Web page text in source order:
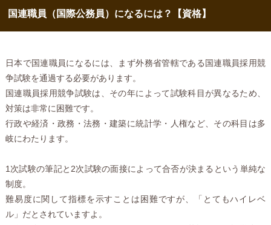
国連職員（国際公務員）になるには？【資格】
日本で国連職員になるには、まず外務省管轄である国連職員採用競
争試験を通過する必要があります。
国連職員採用競争試験は、その年によって試験科目が異なるため、
対策は非常に困難です。
行政や経済・政務・法務・建築に統計学・人権など、その科目は多
岐にわたります。
1次試験の筆記と2次試験の面接によって合否が決まるという単純な
制度。
難易度に関して指標を示すことは困難ですが、「とてもハイレベ
ル」だとされていますよ。